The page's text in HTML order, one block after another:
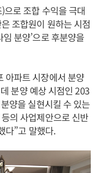
으로 조합 수익을 극대
조합원이 원하는 시점
분양’으로 후분양을
아파트 시장에서 분양
분양 예상 시점인 203
양을 실현시킬 수 있는
의 사업제안으로 신반
다”고 말했다.